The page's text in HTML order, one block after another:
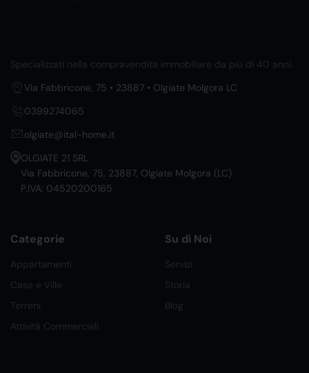
Specializzati nella compravendita immobiliare da più di 40 anni.
Via Fabbricone, 75 • 23887 • Olgiate Molgora LC
0399274065
olgiate@ital-home.it
OLGIATE 21 SRL
Via Fabbricone, 75, 23887, Olgiate Molgora (LC)
P.IVA: 04520200165
Categorie
Appartamenti
Case e Ville
Terreni
Attività Commerciali
Su di Noi
Servizi
Storia
Blog